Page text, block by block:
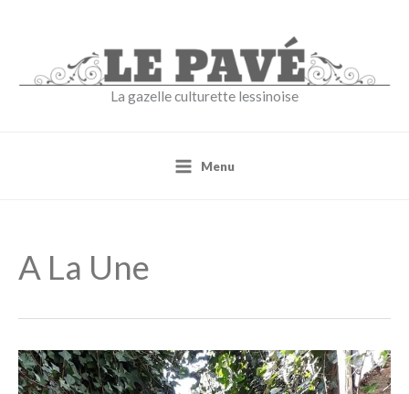
La gazelle culturette lessinoise
Menu
A La Une